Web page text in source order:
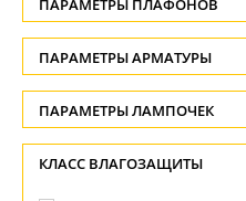
Хай-тек(8) -
Глубина, см
-
Ширина, см
-
ПАРАМЕТРЫ ПЛАФОНОВ
ФОРМА ПЛАФОНА
Декоративный(20)
Конус(9)
Круг(1)
ПАРАМЕТРЫ АРМАТУРЫ
ЦВЕТ АРМАТУРЫ
Белый(15)
ПАРАМЕТРЫ ЛАМПОЧЕК
Количество ламп
-
КЛАСС ВЛАГОЗАЩИТЫ